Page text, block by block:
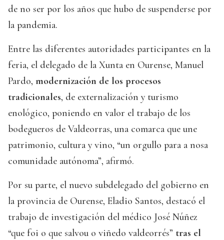
de no ser por los años que hubo de suspenderse por
la pandemia.
Entre las diferentes autoridades participantes en la
feria, el delegado de la Xunta en Ourense, Manuel
Pardo, modernización de los procesos
tradicionales, de externalización y turismo
enológico, poniendo en valor el trabajo de los
bodegueros de Valdeorras, una comarca que une
patrimonio, cultura y vino, “un orgullo para a nosa
comunidade autónoma”, afirmó.
Por su parte, el nuevo subdelegado del gobierno en
la provincia de Ourense, Eladio Santos, destacó el
trabajo de investigación del médico José Núñez
“que foi o que salvou o viñedo valdeorrés” tras el